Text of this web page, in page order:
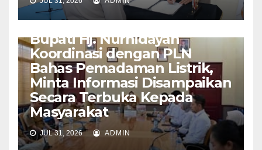
Bupati Hj. Nurhidayah
Koordinasi dengan PLN
Bahas Pemadaman Listrik,
Minta Informasi Disampaikan
Secara Terbuka Kepada
Masyarakat
JUL 31, 2026 ADMIN